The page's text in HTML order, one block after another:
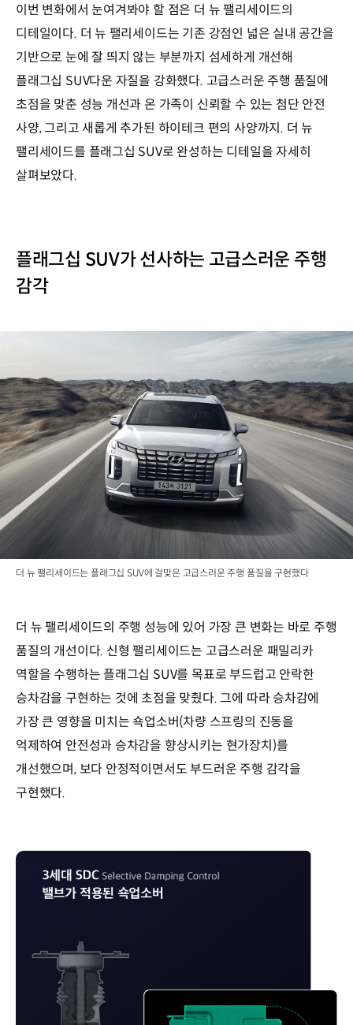
이번 변화에서 눈여겨봐야 할 점은 더 뉴 팰리세이드의
디테일이다. 더 뉴 팰리세이드는 기존 강점인 넓은 실내 공간을
기반으로 눈에 잘 띄지 않는 부분까지 섬세하게 개선해
플래그십 SUV다운 자질을 강화했다. 고급스러운 주행 품질에
초점을 맞춘 성능 개선과 온 가족이 신뢰할 수 있는 첨단 안전
사양, 그리고 새롭게 추가된 하이테크 편의 사양까지. 더 뉴
팰리세이드를 플래그십 SUV로 완성하는 디테일을 자세히
살펴보았다.
플래그십 SUV가 선사하는 고급스러운 주행
감각
더 뉴 팰리세이드는 플래그십 SUV에 걸맞은 고급스러운 주행 품질을 구현했다
더 뉴 팰리세이드의 주행 성능에 있어 가장 큰 변화는 바로 주행
품질의 개선이다. 신형 팰리세이드는 고급스러운 패밀리카
역할을 수행하는 플래그십 SUV를 목표로 부드럽고 안락한
승차감을 구현하는 것에 초점을 맞췄다. 그에 따라 승차감에
가장 큰 영향을 미치는 쇽업소버(차량 스프링의 진동을
억제하여 안전성과 승차감을 향상시키는 현가장치)를
개선했으며, 보다 안정적이면서도 부드러운 주행 감각을
구현했다.